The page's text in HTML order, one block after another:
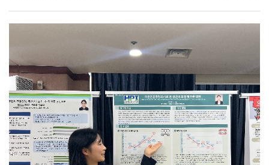
부탁드립니다. 우성하 동문 : 네, 저는 일단 다양한 해외
진행하는 청해진 프로그램에서 청해진 5기로 미국에 있는
어번 호텔에 다녀왔습니다. 이제 거기서 프론 데스크
슈퍼바이저로 일을 하면서 해외 경험을 다양하게 쌓을 수
있었고, 그리고 다녀와서는 바로 어학 성적으로 토익
935점을 달성했습니다. 또한, 오픽 AL, 커피 바리스타 2급,
와인 소믈리에, 심폐소생술, 태권도 2단 등 다양한
자격증을 취득하며 미래를 준비하였습니다. 백녹담 :
청해진 프로그램을 통해 해외에 다녀오셨던 경험이 나중에
하다가현재 대한항공 객실승무원 직무에 최종합격하여
교육을 받고있습니다. 저는 대학생 때 항상 도전 하는
학생이었습니다.백석대학교 홍보대사에 도전해 전국 6월
모의고사에도 실려보고, 항공과를 희망하는
고등학생들에게 꿈이 되어도 보고,항공서비스학과
임원활동을 하며 직접 행사를 기획 및 진행 해보고,태권도
단증 취득을 위해 학교를 마치고 초등학생들과 함께
도장에서 수련을 받기도 했어요.또 미인대회에 나가서
대상을 수상을 하기도 했고,서비스경력을 쌓기위해 백화점
안내데스크에서 1년간 경력을 쌓기도 했습니다.이렇게
교내, 대외활동에 끊임없이 도전하고 열심히 참여하면서